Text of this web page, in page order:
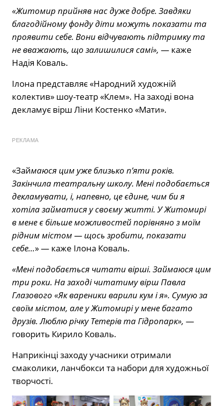
«Житомир прийняв нас дуже добре. Завдяки
благодійному фонду діти можуть показати та
проявити себе. Вони відчувають підтримку та
не вважають, що залишилися самі», — каже
Надія Коваль.
Ілона представляє «Народний художній
колектив» шоу-театр «Клем». На заході вона
декламує вірш Ліни Костенко «Мати».
РЕКЛАМА
«Займаюся цим уже близько п’яти років.
Закінчила театральну школу. Мені подобається
декламувати, і, напевно, це єдине, чим би я
хотіла займатися у своєму житті. У Житомирі
в мене є більше можливостей порівняно з моїм
рідним містом — щось зробити, показати
себе…» — каже Ілона Коваль.
«Мені подобається читати вірші. Займаюся цим
три роки. На заході читатиму вірш Павла
Глазового «Як вареники варили кум і я». Сумую за
своїм містом, але у Житомирі у мене багато
друзів. Люблю річку Тетерів та Гідропарк», —
говорить Кирило Коваль.
Наприкінці заходу учасники отримали
смаколики, ланчбокси та набори для художньої
творчості.